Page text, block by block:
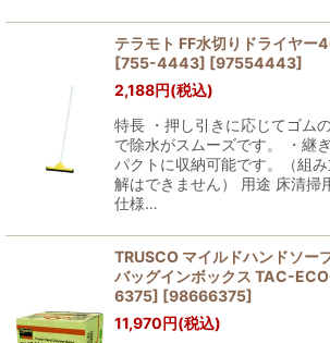
テラモト FF水切りドライヤー
[755-4443] [97554443]
2,188円(税込)
特長 ・押し引きに応じてゴム
で除水がスムーズです。 ・継
パクトに収納可能です。（組
解はできません） 用途 床清掃
仕様…
TRUSCO マイルドハンドソー
バッグインボックス TAC-
6375] [98666375]
11,970円(税込)